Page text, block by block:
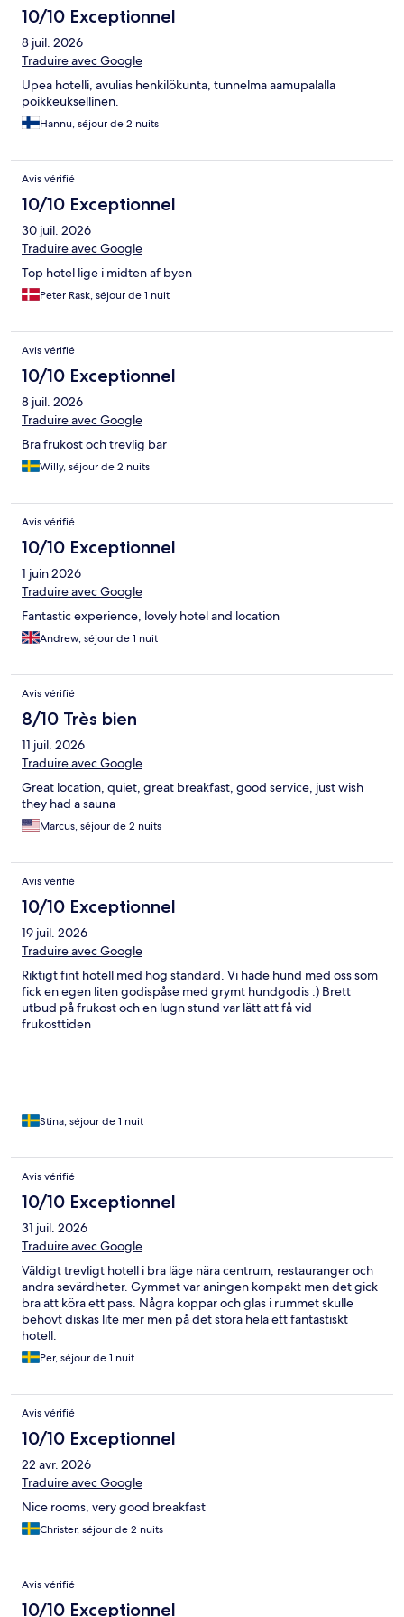
10/10 Exceptionnel
8 juil. 2026
Traduire avec Google
Upea hotelli, avulias henkilökunta, tunnelma aamupalalla
poikkeuksellinen.
Hannu, séjour de 2 nuits
Avis vérifié
10/10 Exceptionnel
30 juil. 2026
Traduire avec Google
Top hotel lige i midten af byen
Peter Rask, séjour de 1 nuit
Avis vérifié
10/10 Exceptionnel
8 juil. 2026
Traduire avec Google
Bra frukost och trevlig bar
Willy, séjour de 2 nuits
Avis vérifié
10/10 Exceptionnel
1 juin 2026
Traduire avec Google
Fantastic experience, lovely hotel and location
Andrew, séjour de 1 nuit
Avis vérifié
8/10 Très bien
11 juil. 2026
Traduire avec Google
Great location, quiet, great breakfast, good service, just wish
they had a sauna
Marcus, séjour de 2 nuits
Avis vérifié
10/10 Exceptionnel
19 juil. 2026
Traduire avec Google
Riktigt fint hotell med hög standard. Vi hade hund med oss som
fick en egen liten godispåse med grymt hundgodis :) Brett
utbud på frukost och en lugn stund var lätt att få vid
frukosttiden
Stina, séjour de 1 nuit
Avis vérifié
10/10 Exceptionnel
31 juil. 2026
Traduire avec Google
Väldigt trevligt hotell i bra läge nära centrum, restauranger och
andra sevärdheter. Gymmet var aningen kompakt men det gick
bra att köra ett pass. Några koppar och glas i rummet skulle
behövt diskas lite mer men på det stora hela ett fantastiskt
hotell.
Per, séjour de 1 nuit
Avis vérifié
10/10 Exceptionnel
22 avr. 2026
Traduire avec Google
Nice rooms, very good breakfast
Christer, séjour de 2 nuits
Avis vérifié
10/10 Exceptionnel